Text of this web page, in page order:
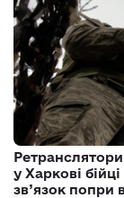
у Харкові
зв’язок попри